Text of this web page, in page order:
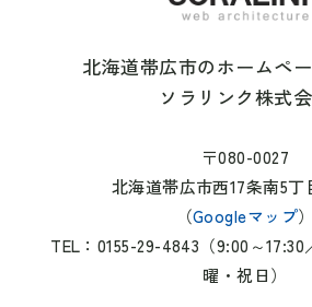
北海道帯広市のホームペ
ソラリンク株式
〒080-0027
北海道帯広市西17条南5丁
（Googleマップ）
TEL：0155-29-4843（9:00～17:30
曜・祝日）